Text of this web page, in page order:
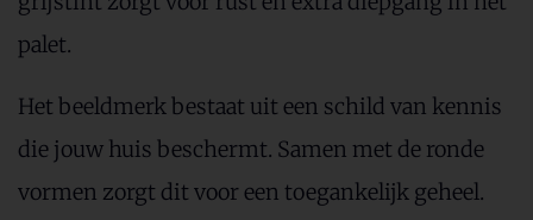
palet.
Het beeldmerk bestaat uit een schild van kennis
die jouw huis beschermt. Samen met de ronde
vormen zorgt dit voor een toegankelijk geheel.